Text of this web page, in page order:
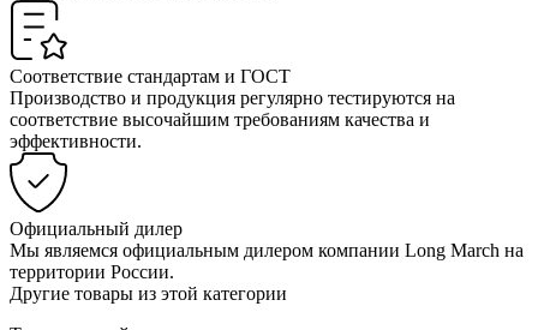
Соответствие стандартам и ГОСТ
Производство и продукция регулярно тестируются на
соответствие высочайшим требованиям качества и
эффективности.
Официальный дилер
Мы являемся официальным дилером компании Long March на
территории России.
Другие товары из этой категории